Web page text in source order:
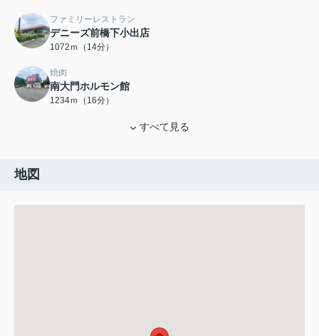
ファミリーレストラン
デニーズ前橋下小出店
1072ｍ（14分）
焼肉
南大門ホルモン館
1234ｍ（16分）
すべて見る
地図